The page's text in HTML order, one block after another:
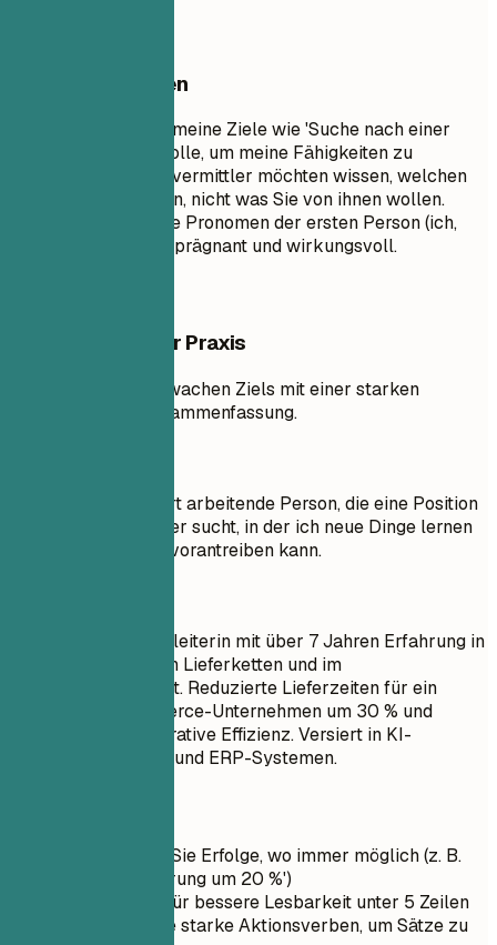
Besser vermeiden
Vermeiden Sie allgemeine Ziele wie 'Suche nach einer
herausfordernden Rolle, um meine Fähigkeiten zu
erweitern.' Personalvermittler möchten wissen, welchen
Wert Sie ihnen bieten, nicht was Sie von ihnen wollen.
Verwenden Sie keine Pronomen der ersten Person (ich,
mein). Halten Sie es prägnant und wirkungsvoll.
Beispiele aus der Praxis
Vergleich eines schwachen Ziels mit einer starken
professionellen Zusammenfassung.
Ziel: Ich bin eine hart arbeitende Person, die eine Position
als Distributionsleiter sucht, in der ich neue Dinge lernen
und meine Karriere vorantreiben kann.
Senior Distributionsleiterin mit über 7 Jahren Erfahrung in
der Optimierung von Lieferketten und im
Logistikmanagement. Reduzierte Lieferzeiten für ein
führendes E-Commerce-Unternehmen um 30 % und
steigerte so die operative Effizienz. Versiert in KI-
gestützter Analytik und ERP-Systemen.
Quantifizieren Sie Erfolge, wo immer möglich (z. B.
'Umsatzsteigerung um 20 %')
Halten Sie es für bessere Lesbarkeit unter 5 Zeilen
Verwenden Sie starke Aktionsverben, um Sätze zu